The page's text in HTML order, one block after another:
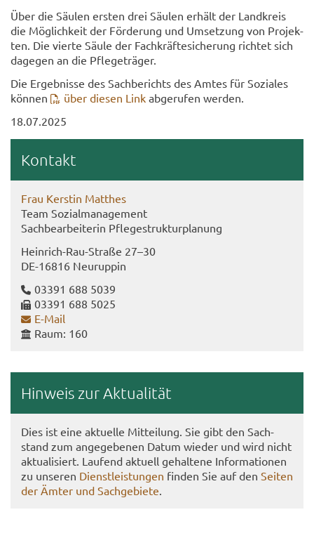
Über die Säu­len ers­ten drei Säu­len er­hält der Land­kreis
die Mög­lich­keit der För­de­rung und Um­set­zung von Pro­jek­
ten. Die vier­te Säule der Fach­kräf­te­si­che­rung rich­tet sich
da­ge­gen an die Pfle­ge­trä­ger.
Die Er­geb­nis­se des Sach­be­richts des Amtes für So­zia­les
kön­nen
über die­sen Link ab­ge­ru­fen wer­den.
18.07.2025
Kon­takt
Frau Kers­tin Mat­thes
Team So­zi­al­ma­nage­ment
Sach­be­ar­bei­te­rin Pfle­ge­s­truk­tur­pla­nung
Heinrich-​Rau-Straße 27–30
DE-​16816 Neu­rup­pin
03391 688 5039
03391 688 5025
E-​Mail
Raum: 160
Hin­weis zur Ak­tua­li­tät
Dies ist eine ak­tu­el­le Mit­tei­lung. Sie gibt den Sach­
stand zum an­ge­ge­be­nen Datum wie­der und wird nicht
ak­tua­li­siert. Lau­fend ak­tu­ell ge­hal­te­ne In­for­ma­tio­nen
zu un­se­ren Dienst­leis­tun­gen fin­den Sie auf den Sei­ten
der Ämter und Sach­ge­bie­te.